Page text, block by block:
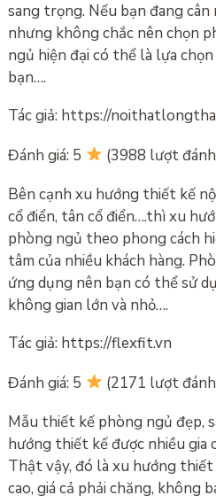
sang trọng. Nếu bạn đang
nhưng không chắc nên chọn
ngủ hiện đại có thể là lựa
bạn….
Tác giả: https://
Đánh giá: 5
(3988 lượt đánh
Bên cạnh xu hướng thiết kế
cổ điển, tân cổ điển….thì xu
phòng ngủ theo phong cách
tâm của nhiều khách hàng.
ứng dụng nên bạn có thể sử
không gian lớn và nhỏ….
Tác giả: https://flexfit.vn
Đánh giá: 5
(2171 lượt đánh
Mẫu thiết kế phòng ngủ đẹp,
hướng thiết kế được nhiều gia
Thật vậy, đó là xu hướng
cao, giá cả phải chăng, không